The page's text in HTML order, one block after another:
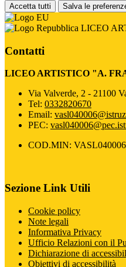
Accetta tutti Salva le
LICEO
Contatti
LICEO ARTISTICO "A.
Via Valverde, 2 - 21100
Tel: 0332820670
Email:
PEC:
COD.MIN: VASL040006
Sezione Link Utili
Cookie policy
Note legali
Informativa Privacy
Ufficio Relazioni con il
Dichiarazione di
Obiettivi di accessibilità